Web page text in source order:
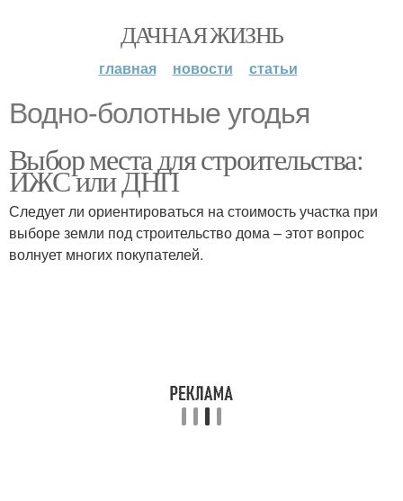
ДАЧНАЯ ЖИЗНЬ
главная новости статьи
Водно-болотные угодья
Выбор места для строительства:
ИЖС или ДНП
Следует ли ориентироваться на стоимость участка при
выборе земли под строительство дома – этот вопрос
волнует многих покупателей.